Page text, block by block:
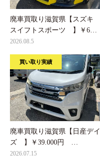
廃車買取り滋賀県【スズキ
スイフトスポーツ 】￥6…
2026.08.5
買い取り実績
廃車買取り滋賀県【日産デイ
ズ 】￥39.000円 …
2026.07.15